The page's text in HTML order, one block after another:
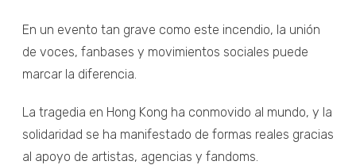
En un evento tan grave como este incendio, la unión
de voces, fanbases y movimientos sociales puede
marcar la diferencia.
La tragedia en Hong Kong ha conmovido al mundo, y la
solidaridad se ha manifestado de formas reales gracias
al apoyo de artistas, agencias y fandoms.